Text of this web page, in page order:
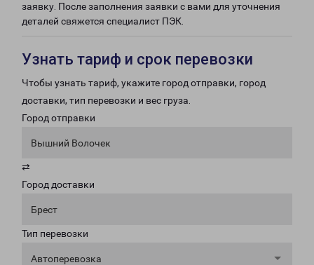
заявку. После заполнения заявки с вами для уточнения
деталей свяжется специалист ПЭК.
Узнать тариф и срок перевозки
Чтобы узнать тариф, укажите город отправки, город
доставки, тип перевозки и вес груза.
Город отправки
Вышний Волочек
⇄
Город доставки
Брест
Тип перевозки
Автоперевозка